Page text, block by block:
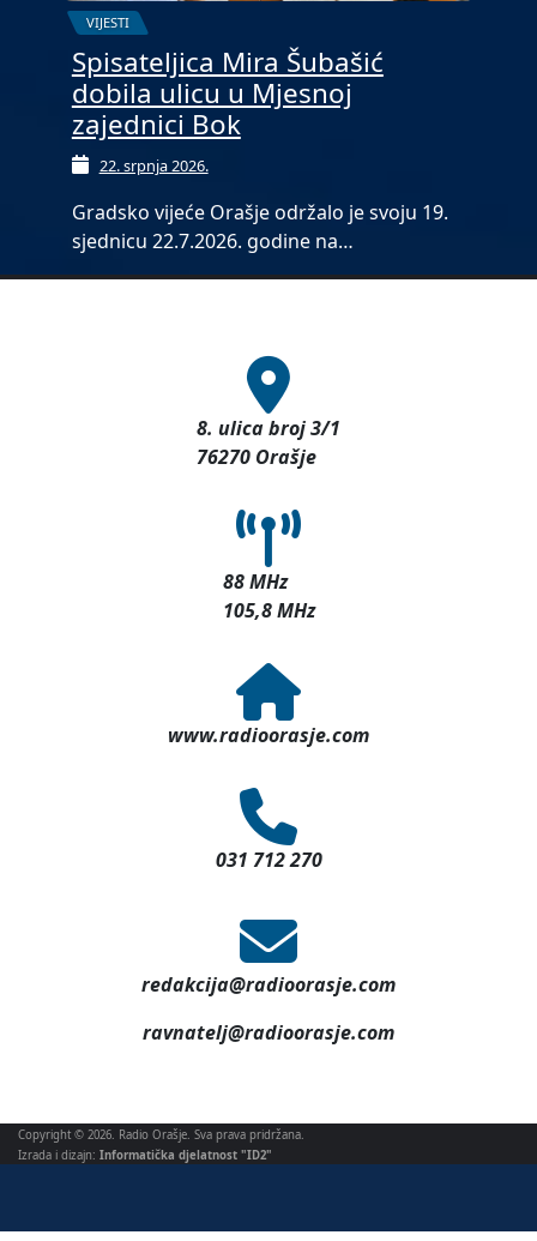
VIJESTI
Spisateljica Mira Šubašić
dobila ulicu u Mjesnoj
zajednici Bok
22. srpnja 2026.
Gradsko vijeće Orašje održalo je svoju 19.
sjednicu 22.7.2026. godine na…
8. ulica broj 3/1
76270 Orašje
88 MHz
105,8 MHz
www.radioorasje.com
031 712 270
redakcija@radioorasje.com
ravnatelj@radioorasje.com
Copyright © 2026. Radio Orašje. Sva prava pridržana.
Izrada i dizajn: Informatička djelatnost "ID2"